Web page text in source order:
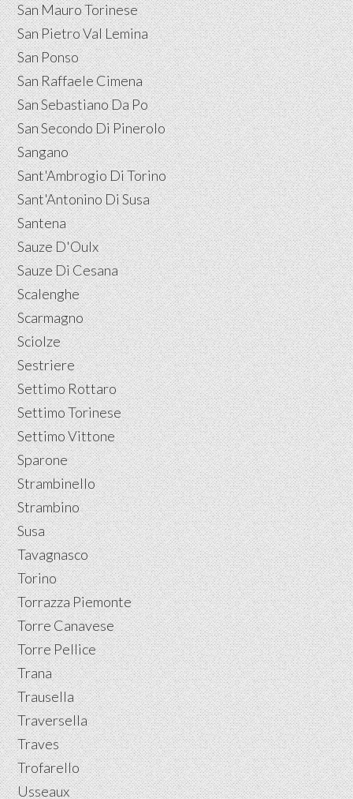
San Mauro Torinese
San Pietro Val Lemina
San Ponso
San Raffaele Cimena
San Sebastiano Da Po
San Secondo Di Pinerolo
Sangano
Sant'Ambrogio Di Torino
Sant'Antonino Di Susa
Santena
Sauze D'Oulx
Sauze Di Cesana
Scalenghe
Scarmagno
Sciolze
Sestriere
Settimo Rottaro
Settimo Torinese
Settimo Vittone
Sparone
Strambinello
Strambino
Susa
Tavagnasco
Torino
Torrazza Piemonte
Torre Canavese
Torre Pellice
Trana
Trausella
Traversella
Traves
Trofarello
Usseaux